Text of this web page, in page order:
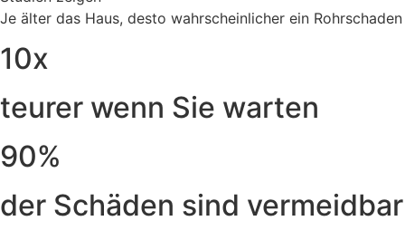
Je älter das Haus, desto wahrscheinlicher ein Rohrschaden
10x
teurer wenn Sie warten
90%
der Schäden sind vermeidbar